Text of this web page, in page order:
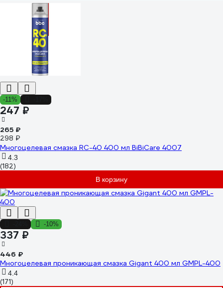
-11%
247 ₽
265 ₽
298 ₽
Многоцелевая смазка RC-40 400 мл BiBiCare 4007
4.3
(182)
В корзину
-10%
337 ₽
446 ₽
Многоцелевая проникающая смазка Gigant 400 мл GMPL-400
4.4
(171)